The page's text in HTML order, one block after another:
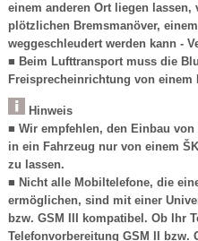
einem anderen Ort liegen lassen,
plötzlichen Bremsmanöver,
weggeschleudert werden kann -
■ Beim Lufttransport muss die
Freisprecheinrichtung von einem
Hinweis
■ Wir empfehlen, den Einbau
in ein Fahrzeug nur von einem
zu lassen.
■ Nicht alle Mobiltelefone, die
ermöglichen, sind mit einer
bzw. GSM III kompatibel. Ob Ihr
Telefonvorbereitung GSM II bzw.